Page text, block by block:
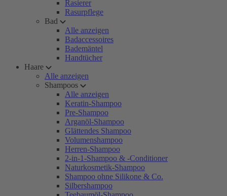
Rasierer
Rasurpflege
Bad
Alle anzeigen
Badaccessoires
Bademäntel
Handtücher
Haare
Alle anzeigen
Shampoos
Alle anzeigen
Keratin-Shampoo
Pre-Shampoo
Arganöl-Shampoo
Glättendes Shampoo
Volumenshampoo
Herren-Shampoo
2-in-1-Shampoo & -Conditioner
Naturkosmetik-Shampoo
Shampoo ohne Silikone & Co.
Silbershampoo